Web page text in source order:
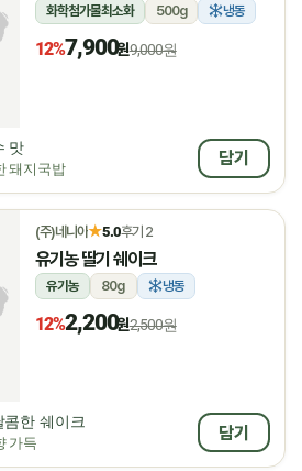
화학첨가물최소화 500g 냉동
12%7,900원9,000원
맛
돼지국밥
담기
(주)네니아★5.0후기 2
유기농 딸기 쉐이크
유기농 80g 냉동
12%2,200원2,500원
콤한 쉐이크
가득
담기